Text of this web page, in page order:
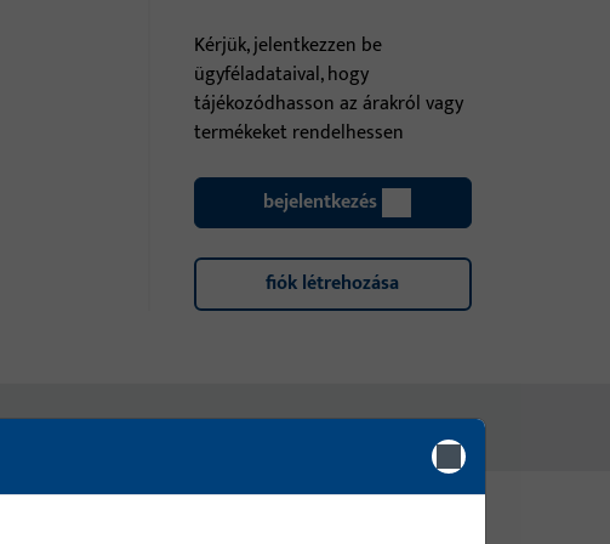
Kérjük, jelentkezzen be
ügyféladataival, hogy
tájékozódhasson az árakról vagy
termékeket rendelhessen
bejelentkezés
fiók létrehozása